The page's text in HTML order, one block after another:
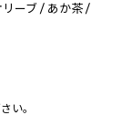
ーブ / あか茶 /
い。